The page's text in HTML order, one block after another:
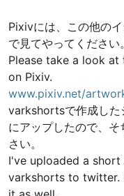
Pixivには、この他の
で見てやってください。
Please take a look
www.pixiv.net/
varkshortsで作成し
にアップしたので、
さい。
I've uploaded a
varkshorts to twitter.